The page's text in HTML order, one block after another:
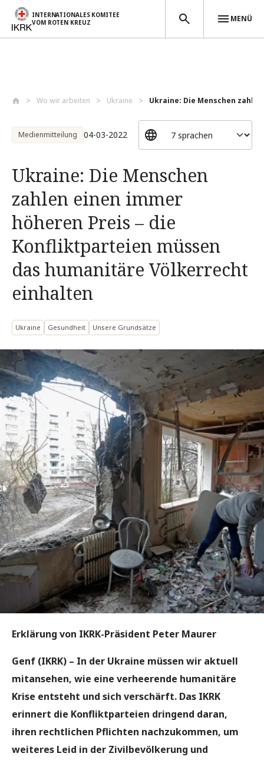
INTERNATIONALES KOMITEE
VOM ROTEN KREUZ
MENÜ
Wo wir arbeiten Ukraine Ukraine: Die Menschen
Medienmitteilung 04-03-2022
Ukraine: Die Menschen
zahlen einen immer
höheren Preis – die
Konfliktparteien müssen
das humanitäre Völkerrecht
einhalten
Ukraine Gesundheit Unsere Grundsätze
Erklärung von IKRK-Präsident Peter Maurer
Genf (IKRK) – In der Ukraine müssen wir aktuell
mitansehen, wie eine verheerende humanitäre
Krise entsteht und sich verschärft. Das IKRK
erinnert die Konfliktparteien dringend daran,
ihren rechtlichen Pflichten nachzukommen, um
weiteres Leid in der Zivilbevölkerung und